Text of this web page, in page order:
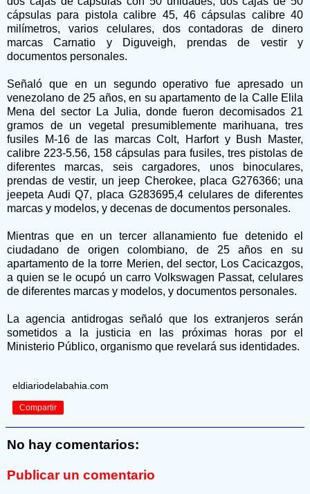
cápsulas para pistola calibre 45, 46 cápsulas calibre 40
milímetros, varios celulares, dos contadoras de dinero
marcas Carnatio y Diguveigh, prendas de vestir y
documentos personales.
Señaló que en un segundo operativo fue apresado un
venezolano de 25 años, en su apartamento de la Calle Elila
Mena del sector La Julia, donde fueron decomisados 21
gramos de un vegetal presumiblemente marihuana, tres
fusiles M-16 de las marcas Colt, Harfort y Bush Master,
calibre 223-5.56, 158 cápsulas para fusiles, tres pistolas de
diferentes marcas, seis cargadores, unos binoculares,
prendas de vestir, un jeep Cherokee, placa G276366; una
jeepeta Audi Q7, placa G283695,4 celulares de diferentes
marcas y modelos, y decenas de documentos personales.
Mientras que en un tercer allanamiento fue detenido el
ciudadano de origen colombiano, de 25 años en su
apartamento de la torre Merien, del sector, Los Cacicazgos,
a quien se le ocupó un carro Volkswagen Passat, celulares
de diferentes marcas y modelos, y documentos personales.
La agencia antidrogas señaló que los extranjeros serán
sometidos a la justicia en las próximas horas por el
Ministerio Público, organismo que revelará sus identidades.
eldiariodelabahia.com
Compartir
No hay comentarios:
Publicar un comentario